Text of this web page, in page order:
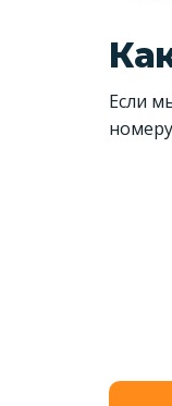
Если